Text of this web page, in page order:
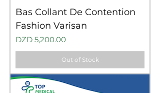
Bas Collant De Contention
Fashion Varisan
Price
DZD 5,200.00
Out of Stock